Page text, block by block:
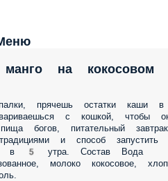
на кокосовом
прячешь остатки каши в
с кошкой, чтобы
богов, питательный завтрак
и способ запустить
в 5 утра. Состав Вода
молоко кокосовое,